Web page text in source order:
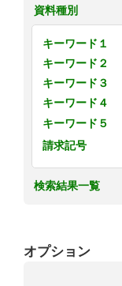
資料種別
キーワード１
キーワード２
キーワード３
キーワード４
キーワード５
請求記号
検索結果一覧
オプション